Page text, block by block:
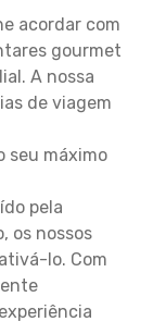
acordar com
gourmet
A nossa
de viagem
seu máximo
pela
os nossos
lo. Com